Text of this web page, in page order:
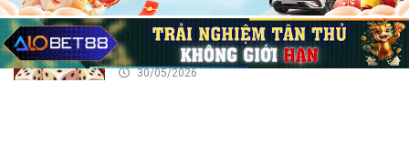
Sicbo bộ ba là gì? Giải mã chi tiết cửa
cược thưởng lớn
30/05/2026